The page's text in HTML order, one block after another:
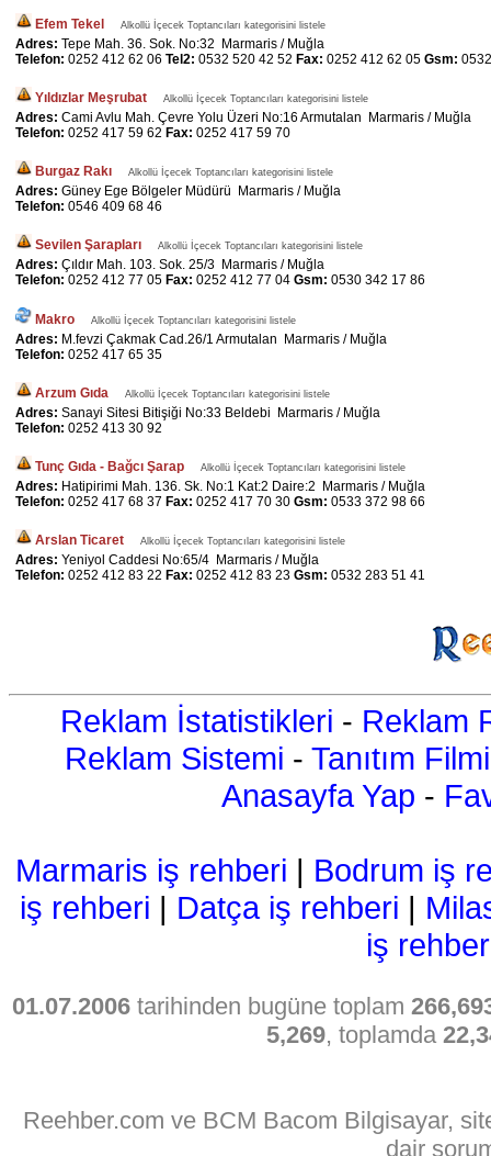
Efem Tekel Alkollü İçecek Toptancıları kategorisini listele
Adres: Tepe Mah. 36. Sok. No:32 Marmaris / Muğla
Telefon: 0252 412 62 06 Tel2: 0532 520 42 52 Fax: 0252 412 62 05 Gsm:
Yıldızlar Meşrubat Alkollü İçecek Toptancıları kategorisini listele
Adres: Cami Avlu Mah. Çevre Yolu Üzeri No:16 Armutalan Marmaris / Muğla
Telefon: 0252 417 59 62 Fax: 0252 417 59 70
Burgaz Rakı Alkollü İçecek Toptancıları kategorisini listele
Adres: Güney Ege Bölgeler Müdürü Marmaris / Muğla
Telefon: 0546 409 68 46
Sevilen Şarapları Alkollü İçecek Toptancıları kategorisini listele
Adres: Çıldır Mah. 103. Sok. 25/3 Marmaris / Muğla
Telefon: 0252 412 77 05 Fax: 0252 412 77 04 Gsm: 0530 342 17 86
Makro Alkollü İçecek Toptancıları kategorisini listele
Adres: M.fevzi Çakmak Cad.26/1 Armutalan Marmaris / Muğla
Telefon: 0252 417 65 35
Arzum Gıda Alkollü İçecek Toptancıları kategorisini listele
Adres: Sanayi Sitesi Bitişiği No:33 Beldebi Marmaris / Muğla
Telefon: 0252 413 30 92
Tunç Gıda - Bağcı Şarap Alkollü İçecek Toptancıları kategorisini listele
Adres: Hatipirimi Mah. 136. Sk. No:1 Kat:2 Daire:2 Marmaris / Muğla
Telefon: 0252 417 68 37 Fax: 0252 417 70 30 Gsm: 0533 372 98 66
Arslan Ticaret Alkollü İçecek Toptancıları kategorisini listele
Adres: Yeniyol Caddesi No:65/4 Marmaris / Muğla
Telefon: 0252 412 83 22 Fax: 0252 412 83 23 Gsm: 0532 283 51 41
Reklam İstatistikleri - Reklam
Reklam Sistemi - Tanıtım Filmi
Anasayfa Yap -
Marmaris iş rehberi | Bodrum iş
iş rehberi | Datça iş rehberi |
iş
01.07.2006 tarihinden bugüne toplam
5,269, toplamda
Reehber.com ve BCM Bacom Bilgisayar,
dair